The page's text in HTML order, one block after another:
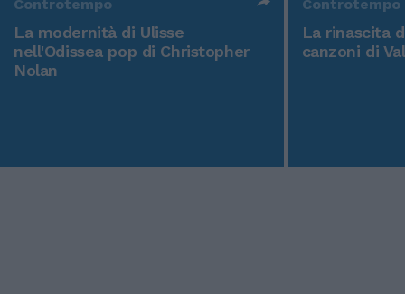
Controtempo
La modernità di Ulisse
nell'Odissea pop di Christopher
Nolan
Controtempo
La rinascita
canzoni di